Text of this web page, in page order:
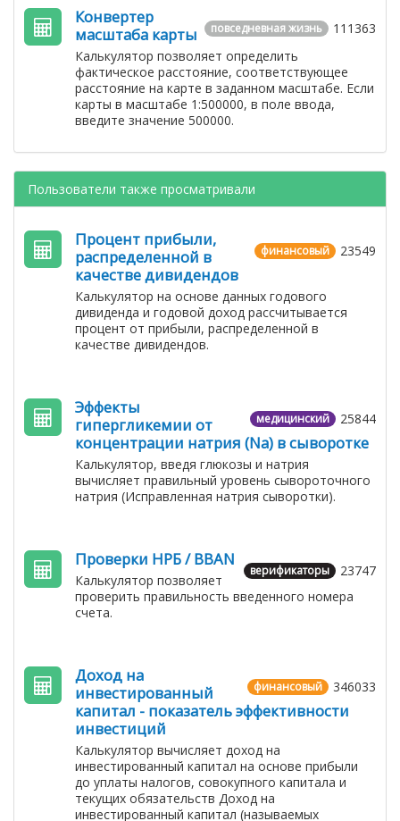
111363
повседневная жизнь
Конвертер
масштаба карты
Калькулятор позволяет определить
фактическое расстояние, соответствующее
расстояние на карте в заданном масштабе. Если
карты в масштабе 1:500000, в поле ввода,
введите значение 500000.
Пользователи также просматривали
23549
финансовый
Процент прибыли,
распределенной в
качестве дивидендов
Калькулятор на основе данных годового
дивиденда и годовой доход рассчитывается
процент от прибыли, распределенной в
качестве дивидендов.
25844
медицинский
Эффекты
гипергликемии от
концентрации натрия (Na) в сыворотке
Калькулятор, введя глюкозы и натрия
вычисляет правильный уровень сывороточного
натрия (Исправленная натрия сыворотки).
23747
верификаторы
Проверки НРБ / BBAN
Калькулятор позволяет
проверить правильность введенного номера
счета.
346033
финансовый
Доход на
инвестированный
капитал - показатель эффективности
инвестиций
Калькулятор вычисляет доход на
инвестированный капитал на основе прибыли
до уплаты налогов, совокупного капитала и
текущих обязательств Доход на
инвестированный капитал (называемых